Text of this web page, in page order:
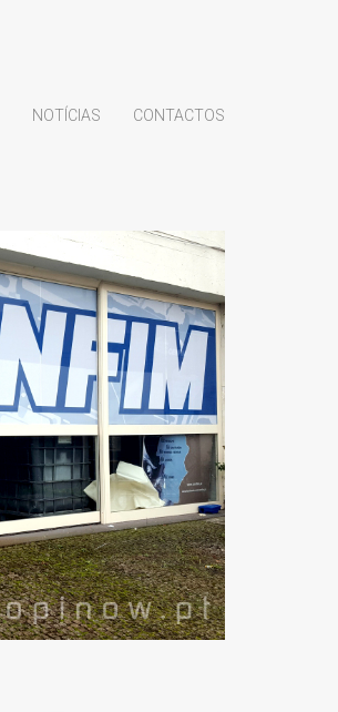
NOTÍCIAS CONTACTOS